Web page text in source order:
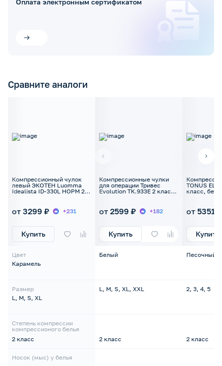
Оплата электронным сертификатом
Сравните аналоги
Компрессионный чулок
левый ЭКОТЕН Luomma
Idealista ID-330L НОРМ 2
от 3299 ₽ +231
Купить
Цвет
Карамель
Размер
L, M, S, XL
Степень компрессии
компрессионого белья
2 класс
Носок (мыс) у белья
Компрессионные чулки
для операции Тривес
Evolution ТК.933Е 2 класс
от 2599 ₽ +182
Купить
Белый
L, M, S, XL, XXL
2 класс
TONUS
класс, без
от 5351 ₽
Купить
Песочный,
2, 3, 4, 5
2 класс